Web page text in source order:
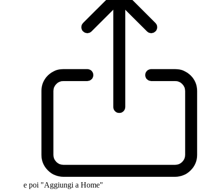
e poi "Aggiungi a Home"